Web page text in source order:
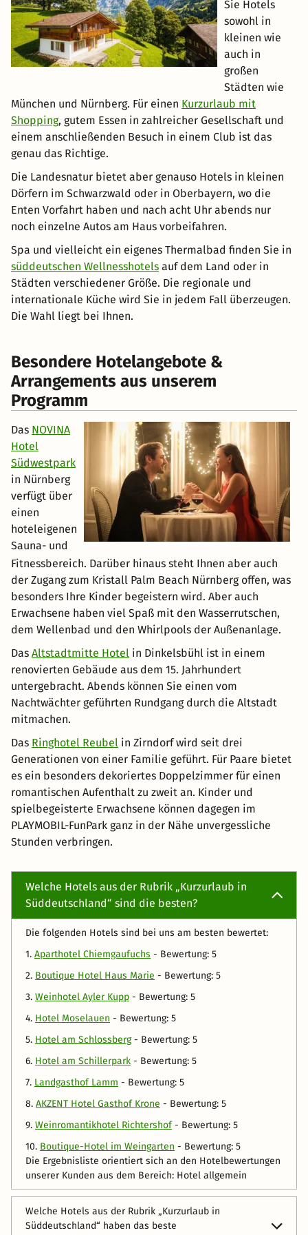
großen
Städten wie
München und Nürnberg. Für einenKurzurlaub mit
Shopping, gutem Essen in zahlreicher Gesellschaft und
einem anschließenden Besuch in einem Club ist das
genau das Richtige.
Die Landesnatur bietet aber genauso Hotels in kleinen
Dörfern im Schwarzwald oder in Oberbayern, wo die
Enten Vorfahrt haben und nach acht Uhr abends nur
noch einzelne Autos am Haus vorbeifahren.
Spa und vielleicht ein eigenes Thermalbad finden Sie in
süddeutschen Wellnesshotelsauf dem Land oder in
Städten verschiedener Größe. Die regionale und
internationale Küche wird Sie in jedem Fall überzeugen.
Die Wahl liegt bei Ihnen.
Besondere Hotelangebote &
Arrangements aus unserem
DasNOVINA
Hotel
Südwestpark
in Nürnberg
verfügt über
einen
hoteleigenen
Sauna- und
Fitnessbereich. Darüber hinaus steht Ihnen aber auch
der Zugang zum Kristall Palm Beach Nürnberg offen, was
besonders Ihre Kinder begeistern wird. Aber auch
Erwachsene haben viel Spaß mit den Wasserrutschen,
dem Wellenbad und den Whirlpools der Außenanlage.
DasAltstadtmitte Hotelin Dinkelsbühl ist in einem
renovierten Gebäude aus dem 15. Jahrhundert
untergebracht. Abends können Sie einen vom
Nachtwächter geführten Rundgang durch die Altstadt
mitmachen.
DasRinghotel Reubelin Zirndorf wird seit drei
Generationen von einer Familie geführt. Für Paare bietet
es ein besonders dekoriertes Doppelzimmer für einen
romantischen Aufenthalt zu zweit an. Kinder und
spielbegeisterte Erwachsene können dagegen im
PLAYMOBIL-FunPark ganz in der Nähe unvergessliche
Stunden verbringen.
Welche Hotels aus der Rubrik „Kurzurlaub in
Süddeutschland“ sind die besten?
1.Aparthotel Chiemgaufuchs- Bewertung: 5
2.Boutique Hotel Haus Marie- Bewertung: 5
Weinhotel Ayler Kupp
Hotel Moselauen
- Bewertung: 5
Hotel am Schlossberg
Hotel am Schillerpark
- Bewertung: 5
- Bewertung: 5
AKZENT Hotel Gasthof Krone
- Bewertung: 5
Weinromantikhotel Richtershof
- Bewertung: 5
Boutique-Hotel im Weingarten
Die Ergebnisliste orientiert sich an den Hotelbewertungen
unserer Kunden aus dem Bereich: Hotel allgemein
Welche Hotels aus der Rubrik „Kurzurlaub in
Süddeutschland“ haben das beste
In folgenden Hotels bekommen Sie das meiste für Ihr
Geld:
Welche Hotels aus der Rubrik „Kurzurlaub in